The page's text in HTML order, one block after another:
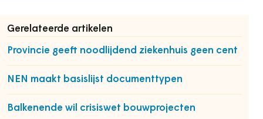
Gerelateerde artikelen
Provincie geeft noodlijdend ziekenhuis geen cent
NEN maakt basislijst documenttypen
Balkenende wil crisiswet bouwprojecten